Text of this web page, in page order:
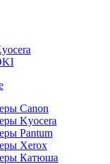
Canon
Kyocera
Pantum
Xerox
Катюша